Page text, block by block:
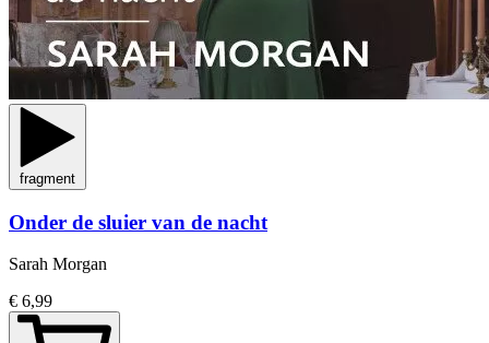
fragment
Onder de sluier van de nacht
Sarah Morgan
€ 6,99